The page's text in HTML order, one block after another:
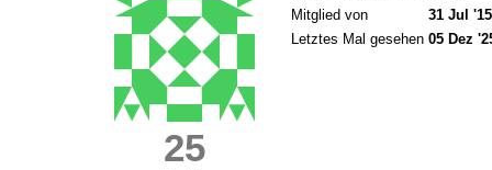
25
Mitglied von
31 Jul
Letztes Mal gesehen 05 Dez